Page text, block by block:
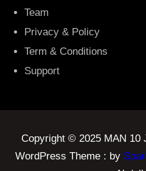
Team
Privacy & Policy
Term & Conditions
Support
Copyright © 2025 MAN 10
WordPress Theme : by